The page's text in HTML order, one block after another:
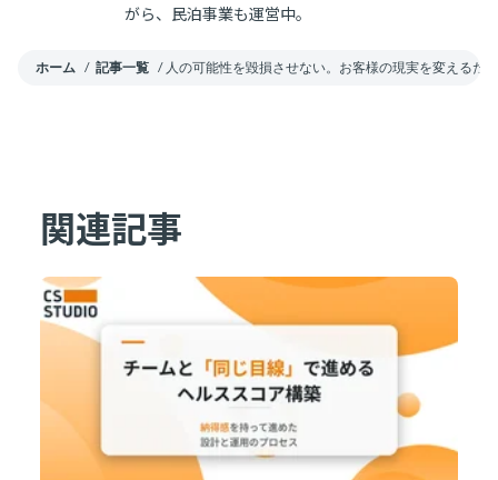
がら、民泊事業も運営中。
ホーム / 記事一覧 / 人の可能性を毀損させない。お客様の現実を変えるた
関連記事